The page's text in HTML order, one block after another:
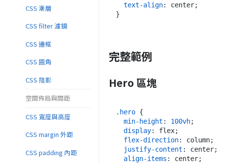
text-align: center;
完整範例
Hero 區塊
.hero {
min-height : 100vh;
display: flex;
flex-direction: column;
justify-content : center;
align-items : center;
CSS 漸層
CSS filter 濾鏡
CSS 邊框
CSS 圓角
CSS 陰影
空間佈局與間距
CSS 寬度與高度
CSS margin 外距
CSS padding 內距